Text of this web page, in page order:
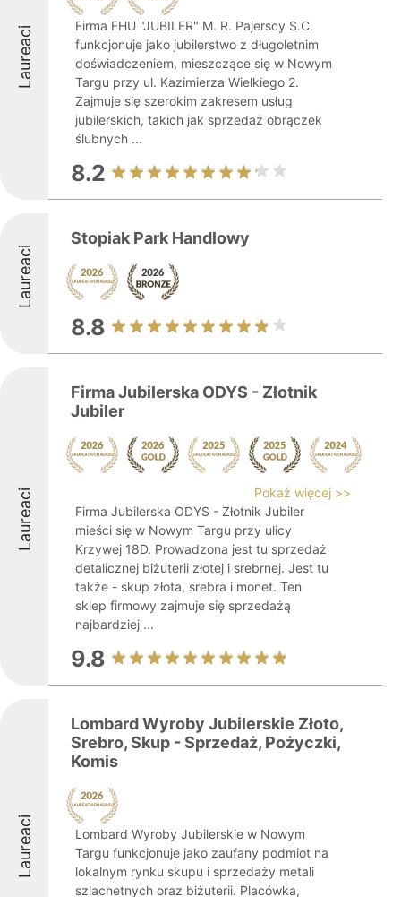
Laureaci
Firma FHU "JUBILER" M. R. Pajerscy S.C.
funkcjonuje jako jubilerstwo z długoletnim
doświadczeniem, mieszczące się w Nowym
Targu przy ul. Kazimierza Wielkiego 2.
Zajmuje się szerokim zakresem usług
jubilerskich, takich jak sprzedaż obrączek
ślubnych ...
8.2
Laureaci
Stopiak Park Handlowy
8.8
Laureaci
Firma Jubilerska ODYS - Złotnik
Jubiler
Pokaż więcej >>
Firma Jubilerska ODYS - Złotnik Jubiler
mieści się w Nowym Targu przy ulicy
Krzywej 18D. Prowadzona jest tu sprzedaż
detalicznej biżuterii złotej i srebrnej. Jest tu
także - skup złota, srebra i monet. Ten
sklep firmowy zajmuje się sprzedażą
najbardziej ...
9.8
Laureaci
Lombard Wyroby Jubilerskie Złoto,
Srebro, Skup - Sprzedaż, Pożyczki,
Komis
Lombard Wyroby Jubilerskie w Nowym
Targu funkcjonuje jako zaufany podmiot na
lokalnym rynku skupu i sprzedaży metali
szlachetnych oraz biżuterii. Placówka,